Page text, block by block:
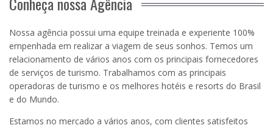
Nossa agência possui uma equipe treinada e experiente 100%
empenhada em realizar a viagem de seus sonhos. Temos um
relacionamento de vários anos com os principais fornecedores
de serviços de turismo. Trabalhamos com as principais
operadoras de turismo e os melhores hotéis e resorts do Brasil
e do Mundo.
Estamos no mercado a vários anos, com clientes satisfeitos